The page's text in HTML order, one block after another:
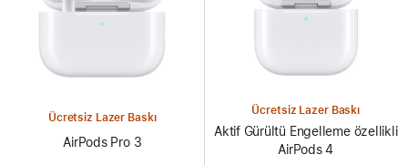
Ücretsiz Lazer Baskı
AirPods Pro 3
Ücretsiz Lazer Baskı
Aktif Gürültü Engelleme özellikli
AirPods 4